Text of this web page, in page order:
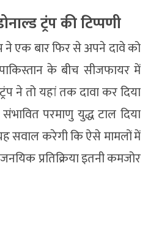
ट्रंप की टिप्पणी
ने एक बार फिर से अपने दावे को
के बीच सीजफायर में
ने तो यहां तक दावा कर दिया
परमाणु युद्ध टाल दिया
सवाल करेगी कि ऐसे मामलों में
प्रतिक्रिया इतनी कमजोर